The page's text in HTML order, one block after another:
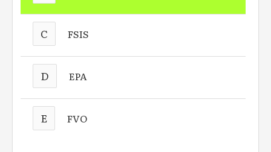
C FSIS
D EPA
E FVO